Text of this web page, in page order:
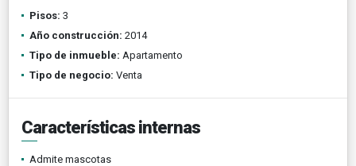
Pisos: 3
Año construcción: 2014
Tipo de inmueble: Apartamento
Tipo de negocio: Venta
Características internas
Admite mascotas